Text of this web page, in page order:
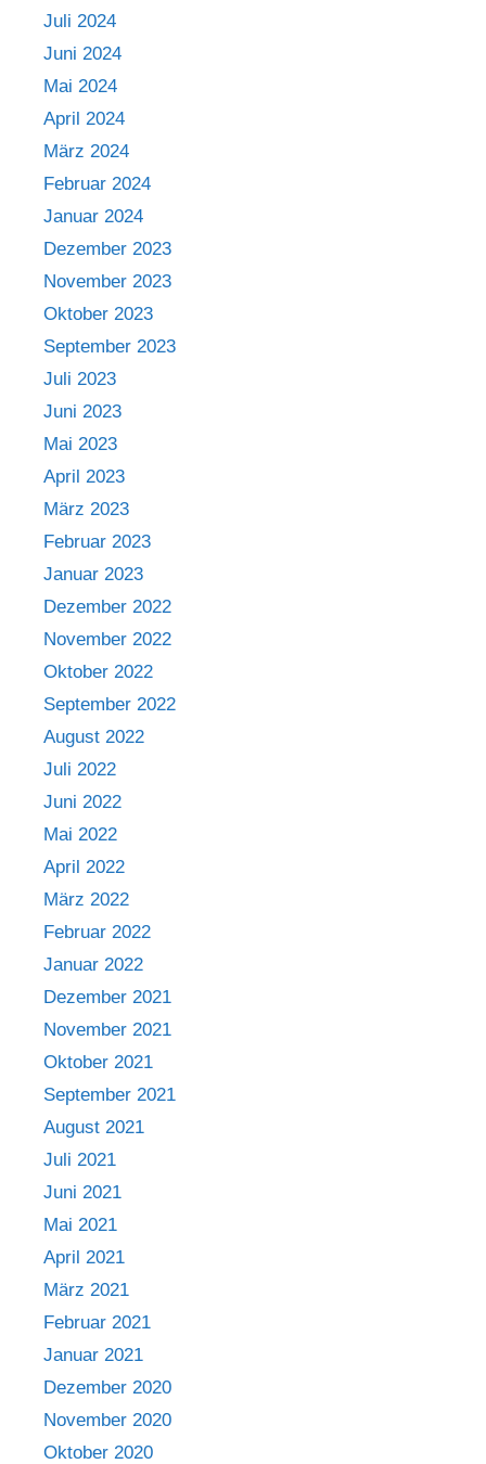
Juli 2024
Juni 2024
Mai 2024
April 2024
März 2024
Februar 2024
Januar 2024
Dezember 2023
November 2023
Oktober 2023
September 2023
Juli 2023
Juni 2023
Mai 2023
April 2023
März 2023
Februar 2023
Januar 2023
Dezember 2022
November 2022
Oktober 2022
September 2022
August 2022
Juli 2022
Juni 2022
Mai 2022
April 2022
März 2022
Februar 2022
Januar 2022
Dezember 2021
November 2021
Oktober 2021
September 2021
August 2021
Juli 2021
Juni 2021
Mai 2021
April 2021
März 2021
Februar 2021
Januar 2021
Dezember 2020
November 2020
Oktober 2020